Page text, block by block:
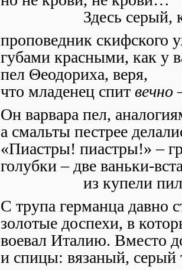
Здесь серый,
проповедник скифского
губами красными, как у
пел Θеодориха, веря,
что младенец спит вечно
Он варвара пел,
а смальты пестрее
«Пиастры! пиастры!» –
голубки – две ваньки-
из купели
С трупа германца давно
золотые доспехи, в
воевал Италию. Вместо
и спицы: вязаный, серый